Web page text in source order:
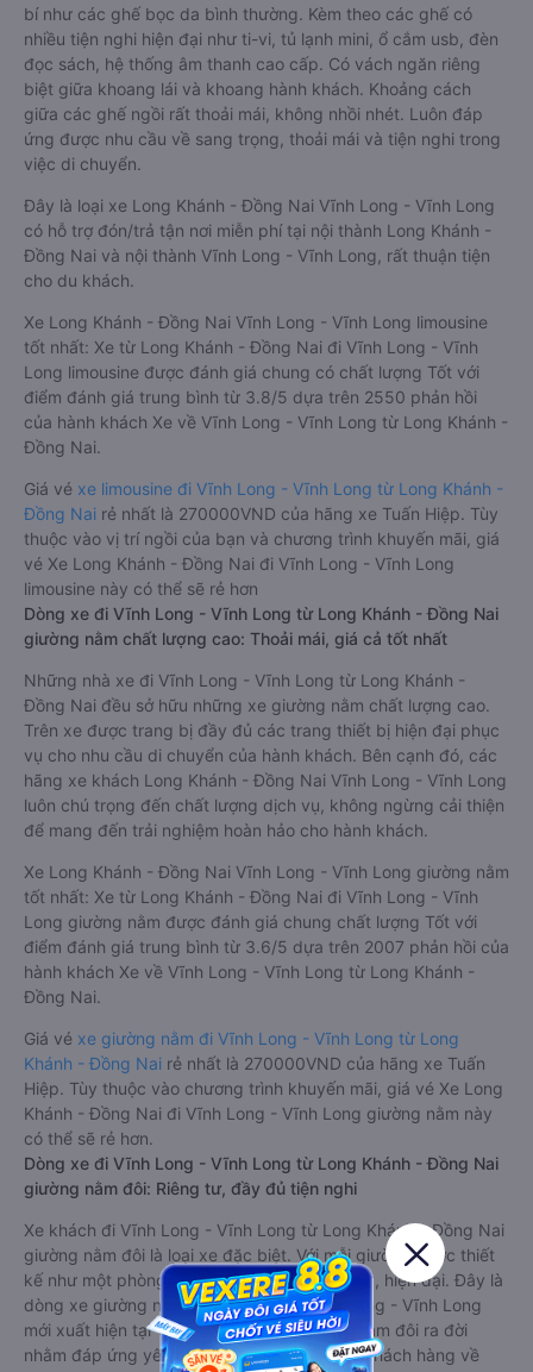
bí như các ghế bọc da bình thường. Kèm theo các ghế có
nhiều tiện nghi hiện đại như ti-vi, tủ lạnh mini, ổ cắm usb, đèn
đọc sách, hệ thống âm thanh cao cấp. Có vách ngăn riêng
biệt giữa khoang lái và khoang hành khách. Khoảng cách
giữa các ghế ngồi rất thoải mái, không nhồi nhét. Luôn đáp
ứng được nhu cầu về sang trọng, thoải mái và tiện nghi trong
việc di chuyển.
Đây là loại xe Long Khánh - Đồng Nai Vĩnh Long - Vĩnh Long
có hỗ trợ đón/trả tận nơi miễn phí tại nội thành Long Khánh -
Đồng Nai và nội thành Vĩnh Long - Vĩnh Long, rất thuận tiện
cho du khách.
Xe Long Khánh - Đồng Nai Vĩnh Long - Vĩnh Long limousine
tốt nhất: Xe từ Long Khánh - Đồng Nai đi Vĩnh Long - Vĩnh
Long limousine được đánh giá chung có chất lượng Tốt với
điểm đánh giá trung bình từ 3.8/5 dựa trên 2550 phản hồi
của hành khách Xe về Vĩnh Long - Vĩnh Long từ Long Khánh -
Đồng Nai.
Giá vé xe limousine đi Vĩnh Long - Vĩnh Long từ Long Khánh -
Đồng Nai rẻ nhất là 270000VND của hãng xe Tuấn Hiệp. Tùy
thuộc vào vị trí ngồi của bạn và chương trình khuyến mãi, giá
vé Xe Long Khánh - Đồng Nai đi Vĩnh Long - Vĩnh Long
limousine này có thể sẽ rẻ hơn
Dòng xe đi Vĩnh Long - Vĩnh Long từ Long Khánh - Đồng Nai
giường nằm chất lượng cao: Thoải mái, giá cả tốt nhất
Những nhà xe đi Vĩnh Long - Vĩnh Long từ Long Khánh -
Đồng Nai đều sở hữu những xe giường nằm chất lượng cao.
Trên xe được trang bị đầy đủ các trang thiết bị hiện đại phục
vụ cho nhu cầu di chuyển của hành khách. Bên cạnh đó, các
hãng xe khách Long Khánh - Đồng Nai Vĩnh Long - Vĩnh Long
luôn chú trọng đến chất lượng dịch vụ, không ngừng cải thiện
để mang đến trải nghiệm hoàn hảo cho hành khách.
Xe Long Khánh - Đồng Nai Vĩnh Long - Vĩnh Long giường nằm
tốt nhất: Xe từ Long Khánh - Đồng Nai đi Vĩnh Long - Vĩnh
Long giường nằm được đánh giá chung chất lượng Tốt với
điểm đánh giá trung bình từ 3.6/5 dựa trên 2007 phản hồi của
hành khách Xe về Vĩnh Long - Vĩnh Long từ Long Khánh -
Đồng Nai.
Giá vé xe giường nằm đi Vĩnh Long - Vĩnh Long từ Long
Khánh - Đồng Nai rẻ nhất là 270000VND của hãng xe Tuấn
Hiệp. Tùy thuộc vào chương trình khuyến mãi, giá vé Xe Long
Khánh - Đồng Nai đi Vĩnh Long - Vĩnh Long giường nằm này
có thể sẽ rẻ hơn.
Dòng xe đi Vĩnh Long - Vĩnh Long từ Long Khánh - Đồng Nai
giường nằm đôi: Riêng tư, đầy đủ tiện nghi
Xe khách đi Vĩnh Long - Vĩnh Long từ Long Khánh - Đồng Nai
giường nằm đôi là loại xe đặc biệt. Với mỗi giường được thiết
kế như một phòng ngủ khách sạn sang trọng, hiện đại. Đây là
dòng xe giường nằm cho cặp đôi đi Vĩnh Long - Vĩnh Long
mới xuất hiện tại Việt Nam. Loại xe giường nằm đôi ra đời
nhằm đáp ứng yêu cầu ngày càng cao của khách hàng về